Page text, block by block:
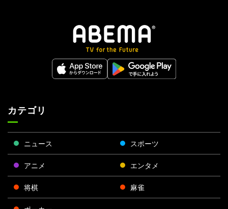
カテゴリ
ニュース スポーツ
アニメ エンタメ
将棋 麻雀